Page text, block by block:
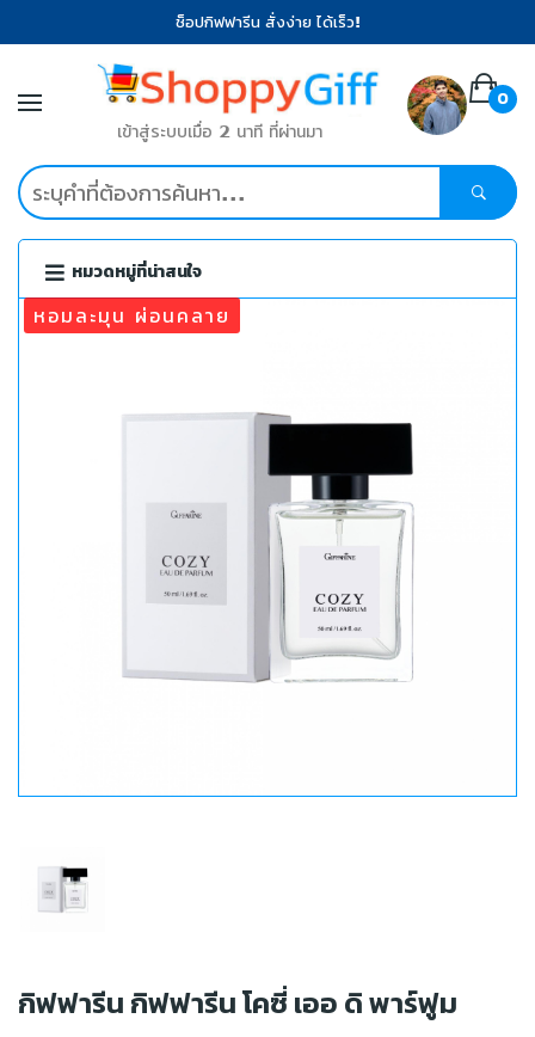
ช็อปกิฟฟารีน สั่งง่าย ได้เร็ว!
เข้าสู่ระบบเมื่อ 2 นาที ที่ผ่านมา
0
หมวดหมู่ที่น่าสนใจ
หอมละมุน ผ่อนคลาย
กิฟฟารีน กิฟฟารีน โคซี่ เออ ดิ พาร์ฟูม